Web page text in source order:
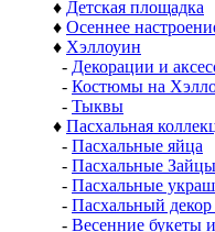
♦ Детская площадка
♦ Осеннее
♦ Хэллоуин
- Декорации и
- Костюмы на
- Тыквы
♦ Пасхальная
- Пасхальные яйца
- Пасхальные Зайцы
- Пасхальные
- Пасхальный декор
- Весенние букеты